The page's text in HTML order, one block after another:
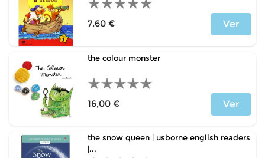
7,60 €
Ver
the colour monster
16,00 €
Ver
the snow queen | usborne english readers
|...